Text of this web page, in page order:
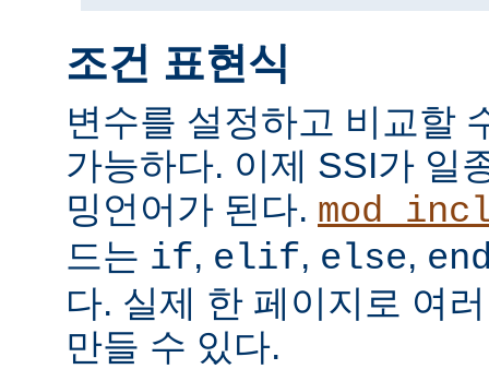
조건 표현식
변수를 설정하고 비교할
가능하다. 이제 SSI가 일
밍언어가 된다.
드는 if, elif, else,
다. 실제 한 페이지로 여
만들 수 있다.